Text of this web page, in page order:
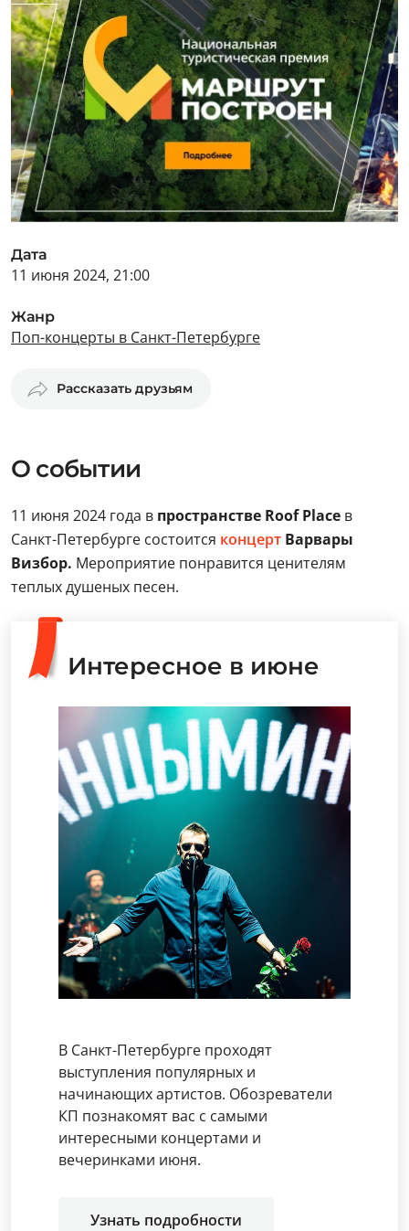
Дата
11 июня 2024, 21:00
Жанр
Поп-концерты в Санкт-Петербурге
Рассказать друзьям
О событии
11 июня 2024 года в пространстве Roof Place в
Санкт-Петербурге состоится концерт Варвары
Визбор. Мероприятие понравится ценителям
теплых душеных песен.
Интересное в июне
В Санкт-Петербурге проходят
выступления популярных и
начинающих артистов. Обозреватели
КП познакомят вас с самыми
интересными концертами и
вечеринками июня.
Узнать подробности